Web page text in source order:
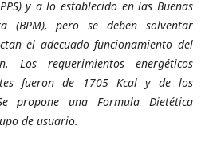
y a lo establecido en lasBuenas
(BPM), pero se debensolventar
el adecuado funcionamiento del
Los requerimientos energéticos
fueron de 1705 Kcal y de los
propone una Formula Dietética
de usuario.